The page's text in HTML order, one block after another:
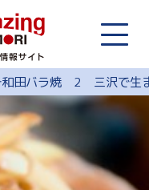
和田バラ焼 2 三沢で生